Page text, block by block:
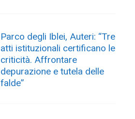
Parco degli Iblei, Auteri: “Tre
atti istituzionali certificano le
criticità. Affrontare
depurazione e tutela delle
falde”